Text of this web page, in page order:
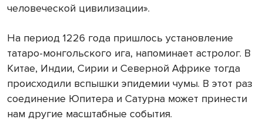
человеческой цивилизации».
На период 1226 года пришлось установление
татаро-монгольского ига, напоминает астролог. В
Китае, Индии, Сирии и Северной Африке тогда
происходили вспышки эпидемии чумы. В этот раз
соединение Юпитера и Сатурна может принести
нам другие масштабные события.